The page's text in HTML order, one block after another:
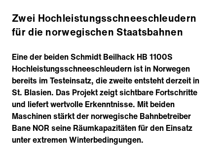
Zwei Hochleistungsschneeschleudern
für die norwegischen Staatsbahnen
Eine der beiden Schmidt Beilhack HB 1100S
Hochleistungsschneeschleudern ist in Norwegen
bereits im Testeinsatz, die zweite entsteht derzeit in
St. Blasien. Das Projekt zeigt sichtbare Fortschritte
und liefert wertvolle Erkenntnisse. Mit beiden
Maschinen stärkt der norwegische Bahnbetreiber
Bane NOR seine Räumkapazitäten für den Einsatz
unter extremen Winterbedingungen.